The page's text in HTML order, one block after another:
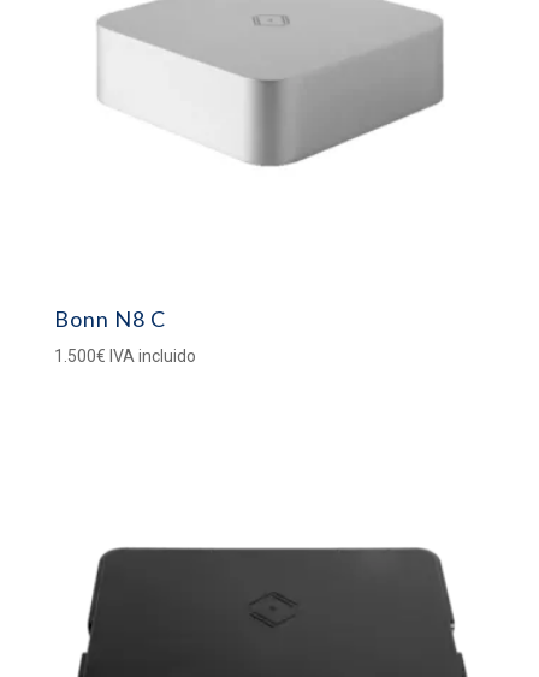
Bonn N8 C
1.500€ IVA incluido